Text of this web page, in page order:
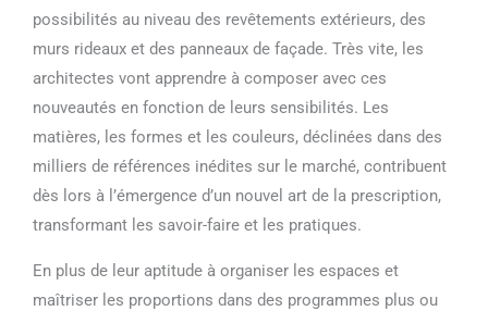
possibilités au niveau des revêtements extérieurs, des
murs rideaux et des panneaux de façade. Très vite, les
architectes vont apprendre à composer avec ces
nouveautés en fonction de leurs sensibilités. Les
matières, les formes et les couleurs, déclinées dans des
milliers de références inédites sur le marché, contribuent
dès lors à l’émergence d’un nouvel art de la prescription,
transformant les savoir-faire et les pratiques.
En plus de leur aptitude à organiser les espaces et
maîtriser les proportions dans des programmes plus ou